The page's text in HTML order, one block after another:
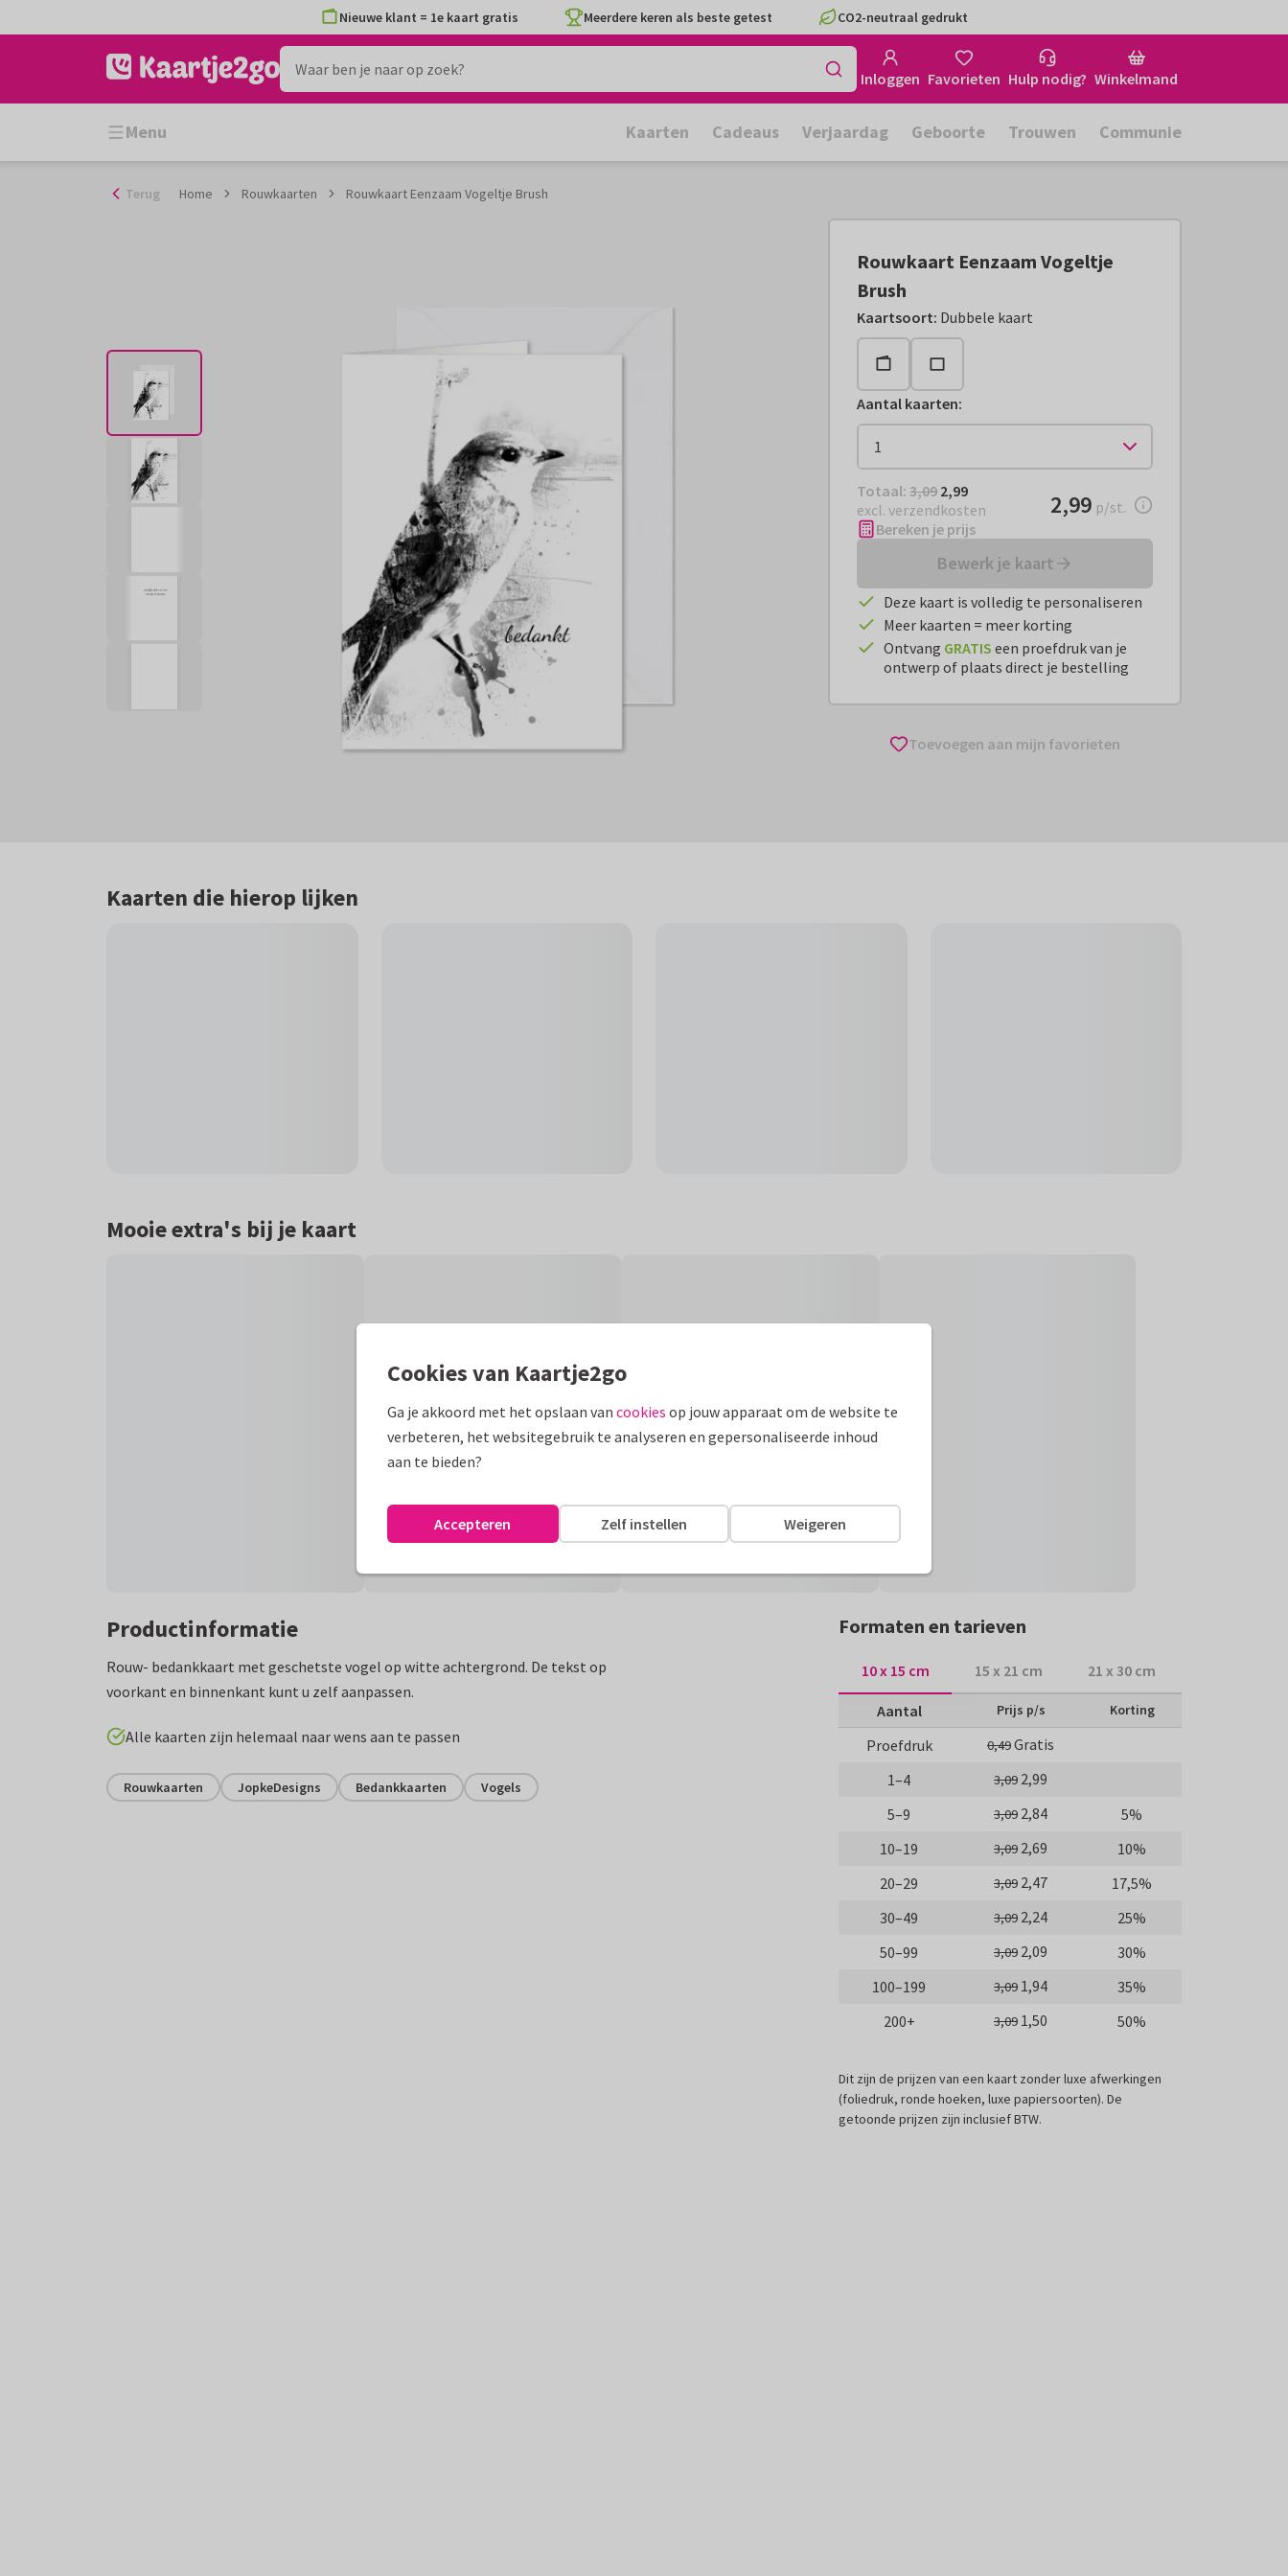
naar
Nieuwe klant = 1e kaart gratis Meerdere keren als beste getest CO2-neutraal gedrukt
Inloggen Favorieten Hulp nodig? Winkelmand
Menu Kaarten Cadeaus Verjaardag Geboorte Trouwen Communie
Terug Home Rouwkaarten Rouwkaart Eenzaam Vogeltje Brush
Rouwkaart Eenzaam Vogeltje
Brush
Kaartsoort: Dubbele kaart
Aantal kaarten:
Totaal: € 2,99
Totaal: 3,09 2,99
excl. verzendkosten
€ 2,99per stuk
2,99 p/st.
Bereken je prijs
Bewerk je kaart
Deze kaart is volledig te personaliseren
Meer kaarten = meer korting
Ontvang GRATIS een proefdruk van je
ontwerp of plaats direct je bestelling
Toevoegen aan mijn favorieten
Kaarten die hierop lijken
Mooie extra's bij je kaart
Productinformatie
Rouw- bedankkaart met geschetste vogel op witte achtergrond. De tekst op
voorkant en binnenkant kunt u zelf aanpassen.
Alle kaarten zijn helemaal naar wens aan te passen
Rouwkaarten JopkeDesigns Bedankkaarten Vogels
Formaten en tarieven
10 x 15 cm 15 x 21 cm 21 x 30 cm
Aantal Prijs p/s Korting
Proefdruk 0,49Gratis
1–4
3,09 2,99
5–9
3,09 2,84
5%
10–19
3,09 2,69
10%
20–29
3,09 2,47
17,5%
30–49
3,09 2,24
25%
50–99
3,09 2,09
30%
100–199
3,09 1,94
35%
200+
3,09 1,50 50%
Dit zijn de prijzen van een kaart zonder luxe afwerkingen
(foliedruk, ronde hoeken, luxe papiersoorten). De
getoonde prijzen zijn inclusief BTW.
Cookies van Kaartje2go
Ga je akkoord met het opslaan van cookies op jouw apparaat om de website te
verbeteren, het websitegebruik te analyseren en gepersonaliseerde inhoud
aan te bieden?
Weigeren
Zelf instellen
Accepteren